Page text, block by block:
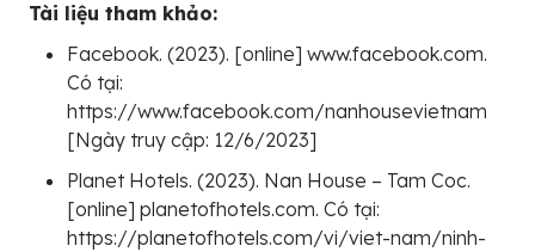
Tài liệu tham khảo:
Facebook. (2023). [online] www.facebook.com.
Có tại:
https://www.facebook.com/nanhousevietnam
[Ngày truy cập: 12/6/2023]
Planet Hotels. (2023). Nan House – Tam Coc.
[online] planetofhotels.com. Có tại:
https://planetofhotels.com/vi/viet-nam/ninh-